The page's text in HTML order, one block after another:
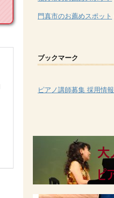
門真市のお薦めスポット
ブックマーク
ピアノ講師募集 採用情報